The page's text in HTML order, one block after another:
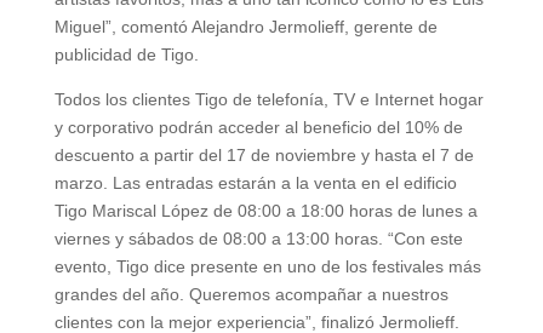
Miguel”, comentó Alejandro Jermolieff, gerente de
publicidad de Tigo.
Todos los clientes Tigo de telefonía, TV e Internet hogar
y corporativo podrán acceder al beneficio del 10% de
descuento a partir del 17 de noviembre y hasta el 7 de
marzo. Las entradas estarán a la venta en el edificio
Tigo Mariscal López de 08:00 a 18:00 horas de lunes a
viernes y sábados de 08:00 a 13:00 horas. “Con este
evento, Tigo dice presente en uno de los festivales más
grandes del año. Queremos acompañar a nuestros
clientes con la mejor experiencia”, finalizó Jermolieff.